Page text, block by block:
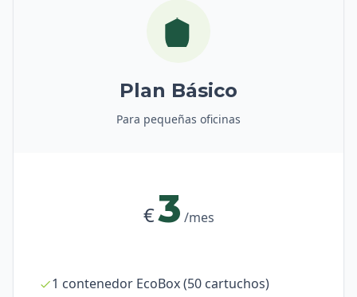
Plan Básico
Para pequeñas oficinas
€3 /mes
1 contenedor EcoBox (50 cartuchos)